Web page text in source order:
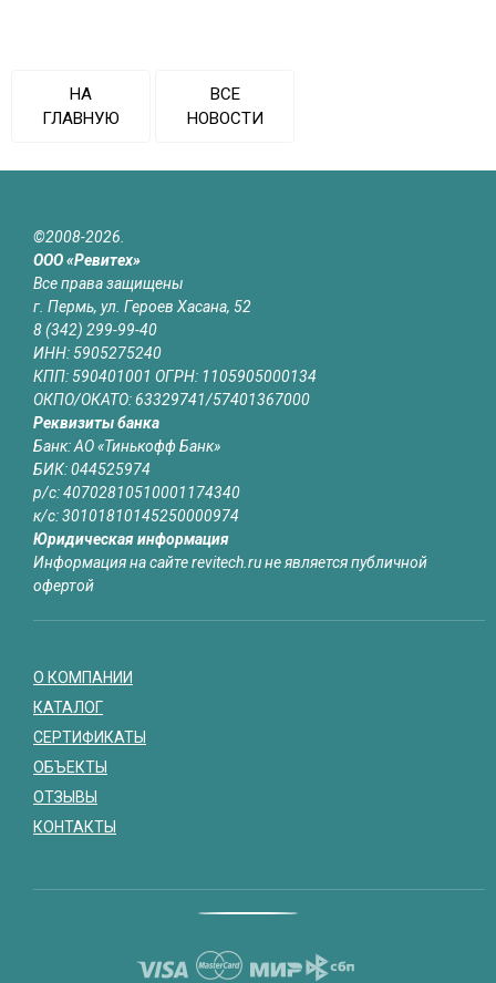
НА
ГЛАВНУЮ
ВСЕ
НОВОСТИ
©2008-2026.
ООО «Ревитех»
Все права защищены
г. Пермь, ул. Героев Хасана, 52
8 (342) 299-99-40
ИНН: 5905275240
КПП: 590401001 ОГРН: 1105905000134
ОКПО/ОКАТО: 63329741/57401367000
Реквизиты банка
Банк: АО «Тинькофф Банк»
БИК: 044525974
р/с: 40702810510001174340
к/с: 30101810145250000974
Юридическая информация
Информация на сайте revitech.ru не является публичной
офертой
О КОМПАНИИ
КАТАЛОГ
СЕРТИФИКАТЫ
ОБЪЕКТЫ
ОТЗЫВЫ
КОНТАКТЫ